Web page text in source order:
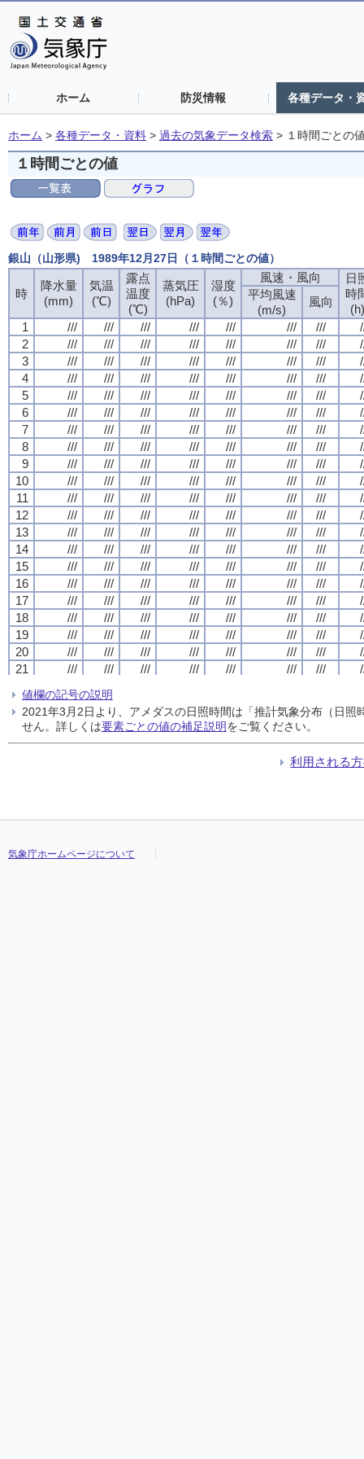
ホーム 防災情報 各種データ・
ホーム > 各種データ・資料 > 過去の気象データ検索 > １時間ごとの
１時間ごとの値
銀山（山形県) 1989年12月27日（１時間ごとの値）
時
降水量
(mm)
気温
(℃)
露点
温度
(℃)
蒸気圧
(hPa)
湿度
(％)
風速・風向
日
時
(h)
平均風速
(m/s)
風向
1
/// /// /// /// /// /// ///
2
/// /// /// /// /// /// ///
3
/// /// /// /// /// /// ///
4
/// /// /// /// /// /// ///
5
/// /// /// /// /// /// ///
6
/// /// /// /// /// /// ///
7
/// /// /// /// /// /// ///
8
/// /// /// /// /// /// ///
9
/// /// /// /// /// /// ///
10
/// /// /// /// /// /// ///
11
/// /// /// /// /// /// ///
12
/// /// /// /// /// /// ///
13
/// /// /// /// /// /// ///
14
/// /// /// /// /// /// ///
15
/// /// /// /// /// /// ///
16
/// /// /// /// /// /// ///
17
/// /// /// /// /// /// ///
18
/// /// /// /// /// /// ///
19
/// /// /// /// /// /// ///
20
/// /// /// /// /// /// ///
21
/// /// /// /// /// /// ///
23
/// /// ///
24
/// /// /// /// /// /// ///
時
降水量
(mm)
気温
(℃)
露点
温度
(℃)
蒸気圧
(hPa)
湿度
(％)
風速・風向
日
時
(h)
平均風速
(m/s)
風向
1
/// /// /// /// /// /// ///
2
/// /// /// /// /// /// ///
3
/// /// /// /// /// /// ///
4
/// /// /// /// /// /// ///
5
/// /// /// /// /// /// ///
6
/// /// /// /// /// /// ///
7
/// /// /// /// /// /// ///
8
/// /// /// /// /// /// ///
9
/// /// /// /// /// /// ///
10
/// /// /// /// /// /// ///
11
/// /// /// /// /// /// ///
12
/// /// /// /// /// /// ///
13
/// /// /// /// /// /// ///
14
/// /// /// /// /// /// ///
15
/// /// /// /// /// /// ///
16
/// /// /// /// /// /// ///
17
/// /// /// /// /// /// ///
18
/// /// /// /// /// /// ///
19
/// /// /// /// /// /// ///
20
/// /// /// /// /// /// ///
21
/// /// /// /// /// /// ///
23
/// /// ///
24
/// /// /// /// /// /// ///
時
降水量
(mm)
気温
(℃)
露点
温度
(℃)
蒸気圧
(hPa)
湿度
(％)
風速・風向
日
時
(h)
平均風速
(m/s)
風向
1
/// /// /// /// /// /// ///
2
/// /// /// /// /// /// ///
3
/// /// /// /// /// /// ///
4
/// /// /// /// /// /// ///
5
/// /// /// /// /// /// ///
6
/// /// /// /// /// /// ///
7
/// /// /// /// /// /// ///
8
/// /// /// /// /// /// ///
9
/// /// /// /// /// /// ///
10
/// /// /// /// /// /// ///
11
/// /// /// /// /// /// ///
12
/// /// /// /// /// /// ///
13
/// /// /// /// /// /// ///
14
/// /// /// /// /// /// ///
15
/// /// /// /// /// /// ///
16
/// /// /// /// /// /// ///
17
/// /// /// /// /// /// ///
18
/// /// /// /// /// /// ///
19
/// /// /// /// /// /// ///
20
/// /// /// /// /// /// ///
21
/// /// /// /// /// /// ///
23
/// /// ///
24
/// /// /// /// /// /// ///
時
降水量
(mm)
気温
(℃)
露点
温度
(℃)
蒸気圧
(hPa)
湿度
(％)
風速・風向
日
時
(h)
平均風速
(m/s)
風向
1
/// /// /// /// /// /// ///
2
/// /// /// /// /// /// ///
3
/// /// /// /// /// /// ///
4
/// /// /// /// /// /// ///
5
/// /// /// /// /// /// ///
6
/// /// /// /// /// /// ///
7
/// /// /// /// /// /// ///
8
/// /// /// /// /// /// ///
9
/// /// /// /// /// /// ///
10
/// /// /// /// /// /// ///
11
/// /// /// /// /// /// ///
12
/// /// /// /// /// /// ///
13
/// /// /// /// /// /// ///
14
/// /// /// /// /// /// ///
15
/// /// /// /// /// /// ///
16
/// /// /// /// /// /// ///
17
/// /// /// /// /// /// ///
18
/// /// /// /// /// /// ///
19
/// /// /// /// /// /// ///
20
/// /// /// /// /// /// ///
21
/// /// /// /// /// /// ///
23
/// /// ///
24
/// /// /// /// /// /// ///
値欄の記号の説明
2021年3月2日より、アメダスの日照時間は「推計気象分布（日
せん。詳しくは要素ごとの値の補足説明をご覧ください。
利用される
気象庁ホームページについて